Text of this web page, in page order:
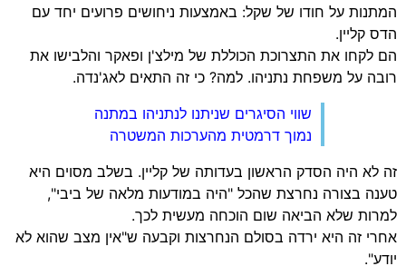
על חודו של שקל: באמצעות ניחושים פרועים יחד עם
קליין.
את התצרוכת הכוללת של מילצ'ן ופאקר והלבישו את
על משפחת נתניהו. למה? כי זה התאים לאג'נדה.
שווי הסיגרים שניתנו לנתניהו במתנה
נמוך דרמטית מהערכות המשטרה
היה הסדק הראשון בעדותה של קליין. בשלב מסוים היא
בצורה נחרצת שהכל "היה במודעות מלאה של ביבי",
שלא הביאה שום הוכחה מעשית לכך.
זה היא ירדה בסולם הנחרצות וקבעה ש"אין מצב שהוא לא